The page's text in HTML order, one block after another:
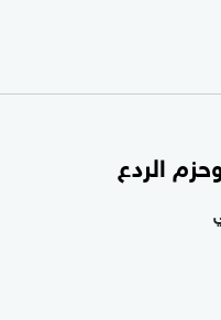
الردع